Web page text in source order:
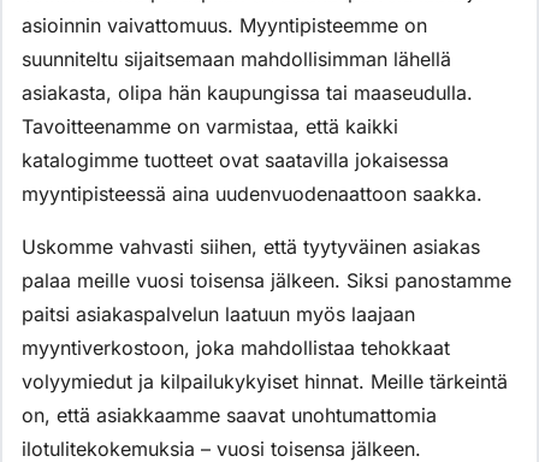
asioinnin vaivattomuus. Myyntipisteemme on
suunniteltu sijaitsemaan mahdollisimman lähellä
asiakasta, olipa hän kaupungissa tai maaseudulla.
Tavoitteenamme on varmistaa, että kaikki
katalogimme tuotteet ovat saatavilla jokaisessa
myyntipisteessä aina uudenvuodenaattoon saakka.
Uskomme vahvasti siihen, että tyytyväinen asiakas
palaa meille vuosi toisensa jälkeen. Siksi panostamme
paitsi asiakaspalvelun laatuun myös laajaan
myyntiverkostoon, joka mahdollistaa tehokkaat
volyymiedut ja kilpailukykyiset hinnat. Meille tärkeintä
on, että asiakkaamme saavat unohtumattomia
ilotulitekokemuksia – vuosi toisensa jälkeen.